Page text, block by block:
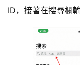
ID，接著在搜尋欄